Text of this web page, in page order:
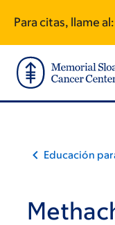
main
content
footer
Para citas, llame al:
Educación